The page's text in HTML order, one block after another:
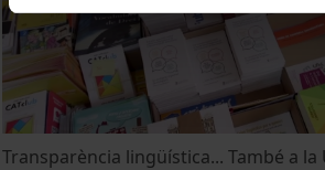
Transparència lingüística... També a la